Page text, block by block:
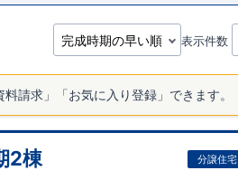
表示件数
請求」「お気に入り登録」できます。
2棟 分譲住宅